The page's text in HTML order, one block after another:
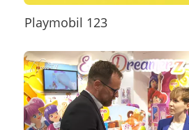
Playmobil 123